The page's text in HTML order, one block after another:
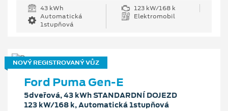
43 kWh
123 kW/168 k
Automatická
1stupňová
Elektromobil
NOVÝ REGISTROVANÝ VŮZ
Ford Puma Gen-E
5dveřová, 43 kWh STANDARDNÍ DOJEZD
123 kW/168 k, Automatická 1stupňová